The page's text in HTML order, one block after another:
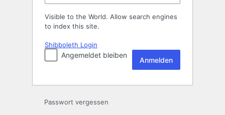
Visible to the World. Allow search engines
to index this site.
Shibboleth Login
Angemeldet bleiben
Passwort vergessen